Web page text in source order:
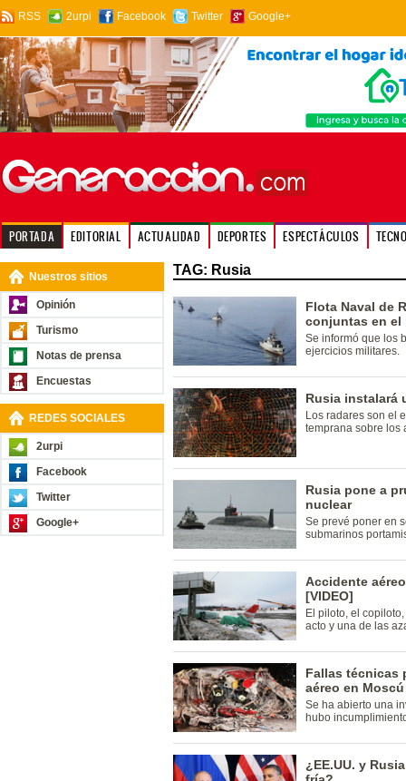
RSS 2urpi Facebook Twitter Google+
PORTADA EDITORIAL ACTUALIDAD DEPORTES ESPECTÁCULOS
Nuestros sitios
Opinión
Turismo
Notas de prensa
Encuestas
REDES SOCIALES
2urpi
Facebook
Twitter
Google+
TAG: Rusia
Flota Naval de
conjuntas en el
Se informó que los
ejercicios militares.
Rusia instalará
Los radares son el
temprana sobre los
Rusia pone a
nuclear
Se prevé poner en
submarinos
Accidente
[VIDEO]
El piloto, el
acto y una de las
Fallas técnicas
aéreo en Moscú
Se ha abierto una
hubo
¿EE.UU. y